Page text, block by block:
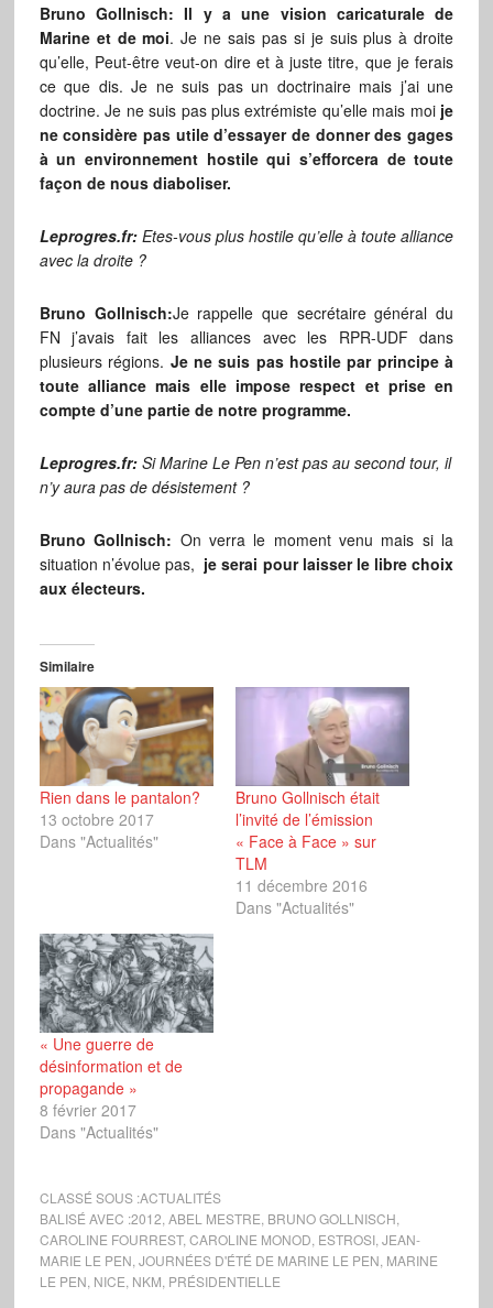
Bruno Gollnisch: Il y a une vision caricaturale de
Marine et de moi. Je ne sais pas si je suis plus à droite
qu’elle, Peut-être veut-on dire et à juste titre, que je ferais
ce que dis. Je ne suis pas un doctrinaire mais j’ai une
doctrine. Je ne suis pas plus extrémiste qu’elle mais moi je
ne considère pas utile d’essayer de donner des gages
à un environnement hostile qui s’efforcera de toute
façon de nous diaboliser.
Leprogres.fr: Etes-vous plus hostile qu’elle à toute alliance
avec la droite ?
Bruno Gollnisch:Je rappelle que secrétaire général du
FN j’avais fait les alliances avec les RPR-UDF dans
plusieurs régions. Je ne suis pas hostile par principe à
toute alliance mais elle impose respect et prise en
compte d’une partie de notre programme.
Leprogres.fr: Si Marine Le Pen n’est pas au second tour, il
n’y aura pas de désistement ?
Bruno Gollnisch: On verra le moment venu mais si la
situation n’évolue pas, je serai pour laisser le libre choix
aux électeurs.
Similaire
Rien dans le pantalon?
13 octobre 2017
Dans "Actualités"
Bruno Gollnisch était
l’invité de l’émission
« Face à Face » sur
TLM
11 décembre 2016
Dans "Actualités"
« Une guerre de
désinformation et de
propagande »
8 février 2017
Dans "Actualités"
CLASSÉ SOUS :ACTUALITÉS
BALISÉ AVEC :2012 ABEL MESTRE BRUNO GOLLNISCH
CAROLINE FOURREST, CAROLINE MONOD ESTROSI, JEAN-
MARIE LE PEN JOURNÉES D'ÉTÉ DE MARINE LE PEN MARINE
LE PEN NICE NKM PRÉSIDENTIELLE